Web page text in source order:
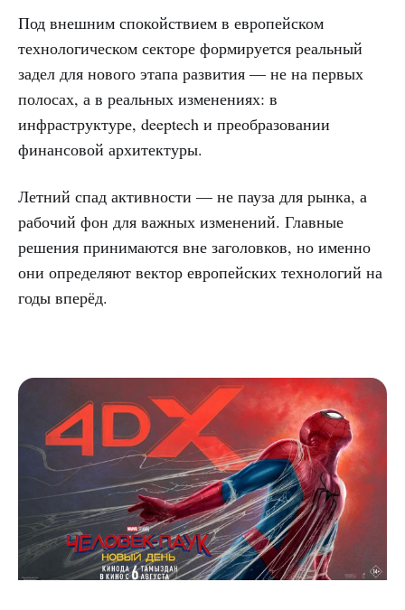
Под внешним спокойствием в европейском
технологическом секторе формируется реальный
задел для нового этапа развития — не на первых
полосах, а в реальных изменениях: в
инфраструктуре, deeptech и преобразовании
финансовой архитектуры.
Летний спад активности — не пауза для рынка, а
рабочий фон для важных изменений. Главные
решения принимаются вне заголовков, но именно
они определяют вектор европейских технологий на
годы вперёд.